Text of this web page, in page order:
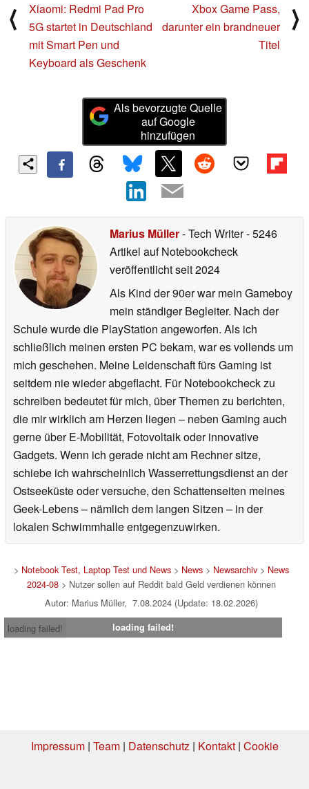
⟨
Xiaomi: Redmi Pad Pro
5G startet in Deutschland
mit Smart Pen und
Keyboard als Geschenk
Xbox Game Pass,
darunter ein brandneuer
Titel
⟩
Als bevorzugte Quelle
auf Google
hinzufügen
Marius Müller- Tech Writer- 5246
Artikel auf Notebookcheck
veröffentlichtseit 2024
Als Kind der 90er war mein Gameboy
mein ständiger Begleiter. Nach der
Schule wurde die PlayStation angeworfen. Als ich
schließlich meinen ersten PC bekam, war es vollends um
mich geschehen. Meine Leidenschaft fürs Gaming ist
seitdem nie wieder abgeflacht. Für Notebookcheck zu
schreiben bedeutet für mich, über Themen zu berichten,
die mir wirklich am Herzen liegen – neben Gaming auch
gerne über E-Mobilität, Fotovoltaik oder innovative
Gadgets. Wenn ich gerade nicht am Rechner sitze,
schiebe ich wahrscheinlich Wasserrettungsdienst an der
Ostseeküste oder versuche, den Schattenseiten meines
Geek-Lebens – nämlich dem langen Sitzen – in der
lokalen Schwimmhalle entgegenzuwirken.
> Notebook Test, Laptop Test und News> News> Newsarchiv> News
2024-08> Nutzer sollen auf Reddit bald Geld verdienen können
Autor: Marius Müller, 7.08.2024 (Update: 18.02.2026)
loading failed!
loading failed!
Impressum| Team| Datenschutz| Kontakt| Cookie